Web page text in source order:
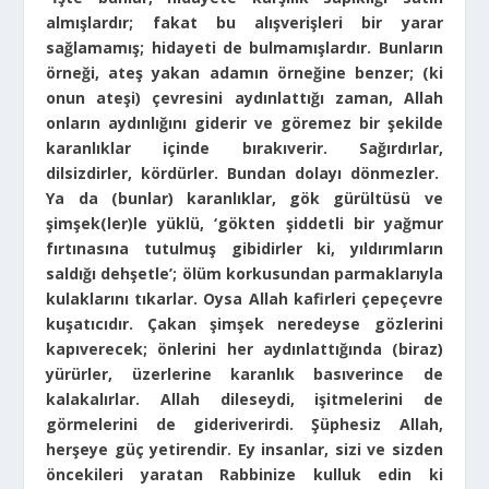
almışlardır; fakat bu alışverişleri bir yarar
sağlamamış; hidayeti de bulmamışlardır. Bunların
örneği, ateş yakan adamın örneğine benzer; (ki
onun ateşi) çevresini aydınlattığı zaman, Allah
onların aydınlığını giderir ve göremez bir şekilde
karanlıklar içinde bırakıverir. Sağırdırlar,
dilsizdirler, kördürler. Bundan dolayı dönmezler.
Ya da (bunlar) karanlıklar, gök gürültüsü ve
şimşek(ler)le yüklü, ‘gökten şiddetli bir yağmur
fırtınasına tutulmuş gibidirler ki, yıldırımların
saldığı dehşetle’; ölüm korkusundan parmaklarıyla
kulaklarını tıkarlar. Oysa Allah kafirleri çepeçevre
kuşatıcıdır. Çakan şimşek neredeyse gözlerini
kapıverecek; önlerini her aydınlattığında (biraz)
yürürler, üzerlerine karanlık basıverince de
kalakalırlar. Allah dileseydi, işitmelerini de
görmelerini de gideriverirdi. Şüphesiz Allah,
herşeye güç yetirendir. Ey insanlar, sizi ve sizden
öncekileri yaratan Rabbinize kulluk edin ki